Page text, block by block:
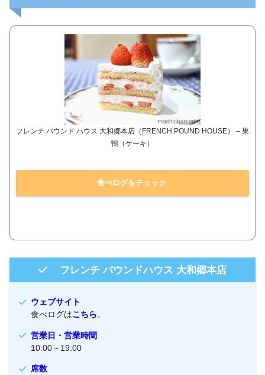
フレンチ パウンド ハウス 大和郷本店（FRENCH POUND HOUSE） – 巣
鴨（ケーキ）
食べログをチェック
フレンチ パウンドハウス 大和郷本店
ウェブサイト
食べログはこちら。
営業日・営業時間
10:00～19:00
席数